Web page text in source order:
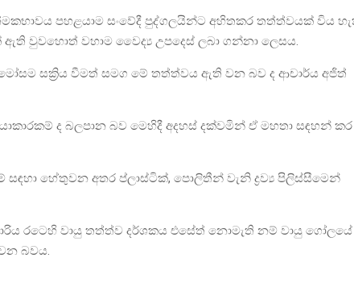
පහළයාම සංවේදී පුද්ගලයින්ට අහිතකර තත්ත්වයක් විය
වුවහොත් වහාම වෛද්‍ය උපදෙස් ලබා ගන්නා ලෙසය.
සක්‍රිය වීමත් සමග මේ තත්ත්වය ඇති වන බව ද ආචාර්ය අජිත්
ද බලපාන බව මෙහිදී අදහස් දක්වමින් ඒ මහතා සඳහන් කර
හේතුවන අතර ප්ලාස්ටික්, පොලිතීන් වැනි ද්‍රව්‍ය පිලිස්සීමෙන්
රටෙහි වායු තත්ත්ව දර්ශකය එසේත් නොමැති නම් වායු ගෝලයේ
බවය.